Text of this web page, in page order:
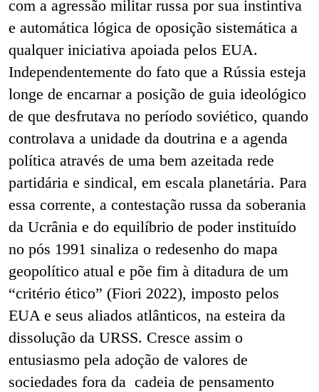
com a agressão militar russa por sua instintiva
e automática lógica de oposição sistemática a
qualquer iniciativa apoiada pelos EUA.
Independentemente do fato que a Rússia esteja
longe de encarnar a posição de guia ideológico
de que desfrutava no período soviético, quando
controlava a unidade da doutrina e a agenda
política através de uma bem azeitada rede
partidária e sindical, em escala planetária. Para
essa corrente, a contestação russa da soberania
da Ucrânia e do equilíbrio de poder instituído
no pós 1991 sinaliza o redesenho do mapa
geopolítico atual e põe fim à ditadura de um
“critério ético” (Fiori 2022), imposto pelos
EUA e seus aliados atlânticos, na esteira da
dissolução da URSS. Cresce assim o
entusiasmo pela adoção de valores de
sociedades fora da cadeia de pensamento